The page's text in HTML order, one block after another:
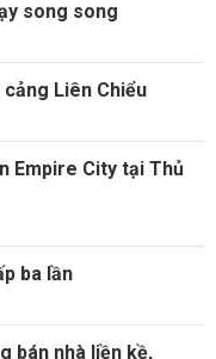
song song
Liên Chiểu
Empire City tại Thủ
ba lần
bán nhà liền kề,